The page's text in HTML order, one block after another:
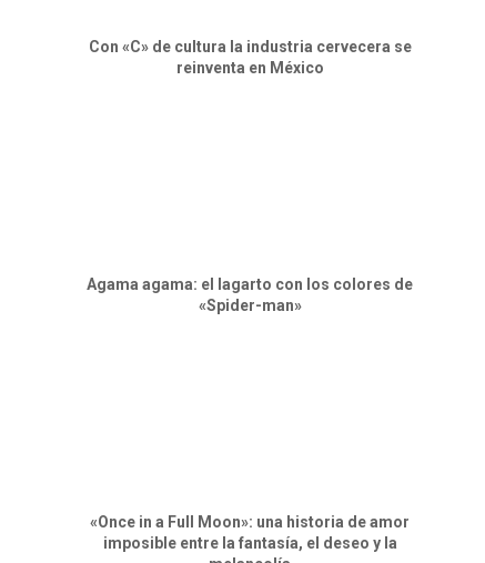
Con «C» de cultura la industria cervecera se
reinventa en México
Agama agama: el lagarto con los colores de
«Spider-man»
«Once in a Full Moon»: una historia de amor
imposible entre la fantasía, el deseo y la